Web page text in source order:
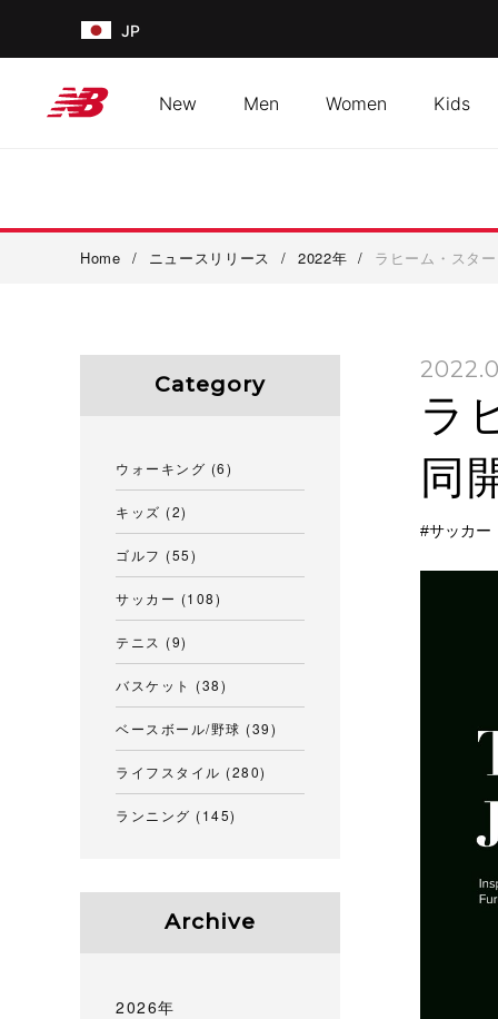
JP
New Men Women Kids
Home / ニュースリリース / 2022年 / ラヒーム・スタ
ラ
同
サッカー
Category
ウォーキング (6)
キッズ (2)
ゴルフ (55)
サッカー (108)
テニス (9)
バスケット (38)
ベースボール/野球 (39)
ライフスタイル (280)
ランニング (145)
Archive
2026年